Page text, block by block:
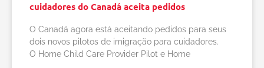
cuidadores do Canadá aceita pedidos
O Canadá agora está aceitando pedidos para seus
dois novos pilotos de imigração para cuidadores.
O Home Child Care Provider Pilot e Home